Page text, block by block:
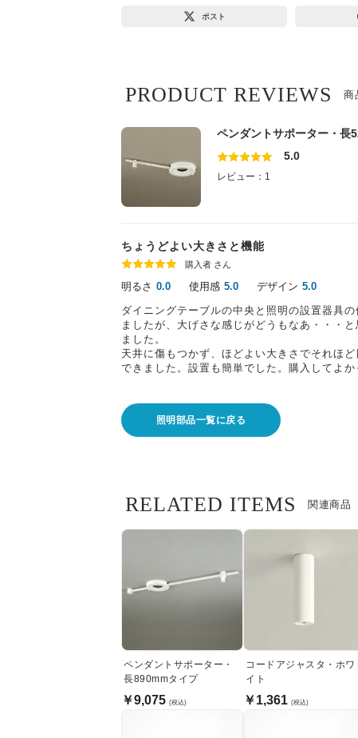
ポスト
商
PRODUCT REVIEWS
ペンダントサポーター・長
5.0
レビュー：1
ちょうどよい大きさと機能
購入者 さん
明るさ 0.0 使用感 5.0 デザイン 5.0
ダイニングテーブルの中央と照明の設置器具
ましたが、大げさな感じがどうもなあ・・・
ました。
天井に傷もつかず、ほどよい大きさでそれほ
できました。設置も簡単でした。購入してよか
照明部品一覧に戻る
関連商品
RELATED ITEMS
ペンダントサポーター・
長890mmタイプ
￥9,075 (税込)
コードアジャスタ・ホワ
イト
￥1,361 (税込)